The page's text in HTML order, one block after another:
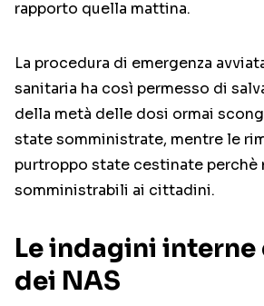
rapporto quella mattina.
La procedura di emergenza
sanitaria ha così permesso di
della metà delle dosi ormai
state somministrate, mentre le
purtroppo state cestinate perchè
somministrabili ai cittadini.
Le indagini interne
dei NAS